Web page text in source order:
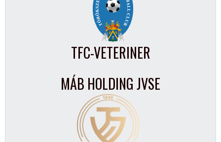
TFC-VETERINER
MÁB HOLDING JVSE